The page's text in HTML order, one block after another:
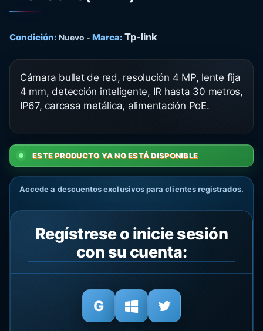
Condición: Nuevo - Marca: Tp-link
Cámara bullet de red, resolución 4 MP, lente fija
4 mm, detección inteligente, IR hasta 30 metros,
IP67, carcasa metálica, alimentación PoE.
ESTE PRODUCTO YA NO ESTÁ DISPONIBLE
Accede a descuentos exclusivos para clientes registrados.
Regístrese o inicie sesión
con su cuenta: